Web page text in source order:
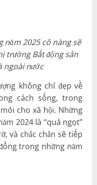
năm 2025 cô nàng sẽ
trường Bất động sản
ngoài nước
không chỉ đẹp về
cách sống, trong
cho xã hội. Những
2024 là “quả ngọt”
và chắc chắn sẽ tiếp
trong những năm